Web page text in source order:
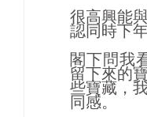
很高興能
認同時下
閣下問我
留下來的
些寶藏，
同感。